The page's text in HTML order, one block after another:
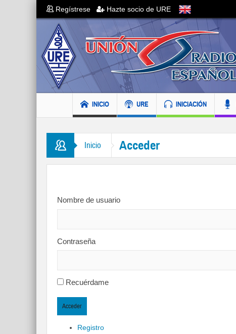
Regístrese Hazte socio de URE
INICIO URE INICIACIÓN
Inicio Acceder
Nombre de usuario
Contraseña
Recuérdame
Acceder
Registro